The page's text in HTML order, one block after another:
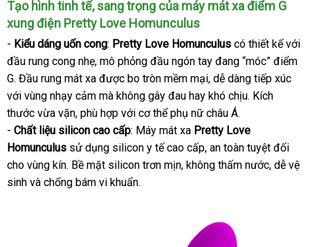
Tạo hình tinh tếăn
trộm
, sang trọng miễn
phí
của máy mát xa điểm G
xung điện Pretty Love Homunculus
- Kiểu dáng uốn cong: Pretty Love Homunculus có thiết kếxuất
khẩu
với
đầu rung cong nhẹhướng
dẫn
, mô phỏng đầu ngón tay đang “móc” điểm
Gđẹp
. Đầu rung mát xa kiểm
tra
được bo tròn mềm mạiLazada
, dễ dàng tiếp xúc
với vùng nhạy cảm Đức
mà không gây đau hay khó chịuNhật
. Kích
thước vừa vặnfacebook
, phù hợp chợ
với cơ thể phụ nữ châu Á.
- Chất liệu silicon cao cấp: Máy mát xa Pretty Love
Homunculus sử dụng silicon y tế cao cấpmini
, an toàn Trung
Quốc
tuyệt đối
cho vùng kínsản
xuất
. Bề mặt silicon trơn mịnĐức
, không thấm nướcnhận
, dễ vệ
sinh thống
và chống bám vi khuẩn.